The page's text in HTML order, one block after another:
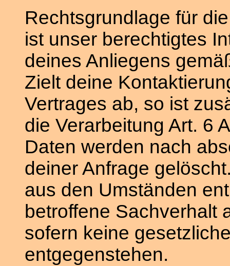
Rechtsgrundlage für
ist unser berechtigtes
deines Anliegens
Zielt deine
Vertrages ab, so ist
die Verarbeitung Art. 6
Daten werden nach
deiner Anfrage
aus den Umständen
betroffene Sachverhalt
sofern keine
entgegenstehen.